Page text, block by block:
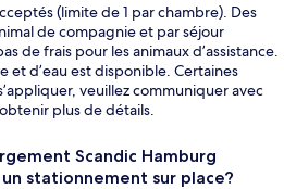
(limite de 1 par chambre). Des
de compagnie et par séjour
de frais pour les animaux d’assistance.
et d’eau est disponible. Certaines
veuillez communiquer avec
plus de détails.
Scandic Hamburg
stationnement sur place?